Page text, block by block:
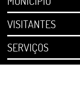
VISITANTES
SERVIÇOS